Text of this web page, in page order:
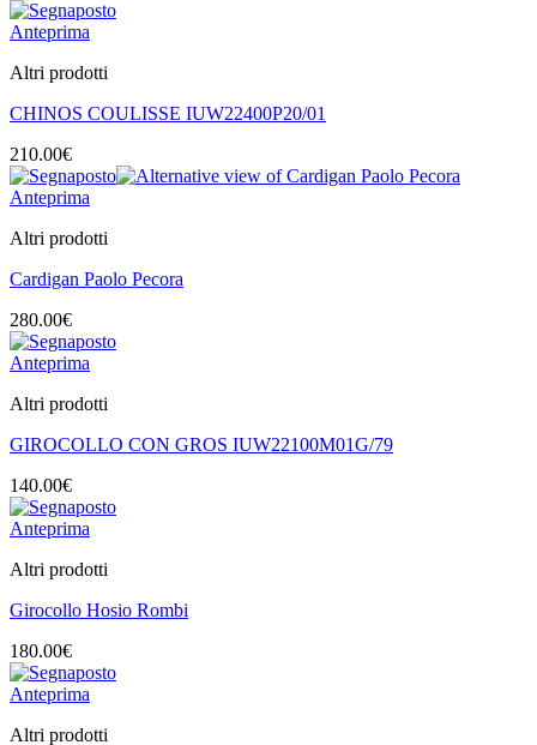
Anteprima
Altri prodotti
CHINOS COULISSE IUW22400P20/01
210.00€
Anteprima
Altri prodotti
Cardigan Paolo Pecora
280.00€
Anteprima
Altri prodotti
GIROCOLLO CON GROS IUW22100M01G/79
140.00€
Anteprima
Altri prodotti
Girocollo Hosio Rombi
180.00€
Anteprima
Altri prodotti